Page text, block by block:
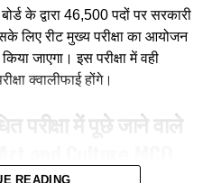
के द्वारा 46,500 पदों पर सरकारी
लिए रीट मुख्य परीक्षा का आयोजन
जाएगा। इस परीक्षा में वही
क्वालीफाई होंगे।
परीक्षा में पूछे जाने वाले
READING